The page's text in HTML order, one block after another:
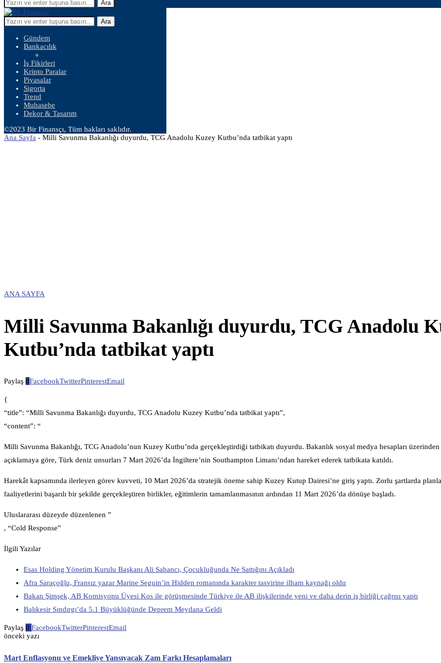
Ara
Ara
Gündem
Bankacılık
İş Fikirleri
Kripto Paralar
Piyasalar
Sigorta
Trend
Muhasebe
Dekor & Tasarım
©2023 Bir Finansçı, Tüm hakları saklıdır.
Ana Sayfa - Milli Savunma Bakanlığı duyurdu, TCG Anadolu Kuzey Kutbu’nda tatbikat yaptı
ANA SAYFA
Milli Savunma Bakanlığı duyurdu, TCG Anadolu
Kutbu’nda tatbikat yaptı
Paylaş 0FacebookTwitterPinterestEmail
{
“title”: “Milli Savunma Bakanlığı duyurdu, TCG Anadolu Kuzey Kutbu’nda tatbikat yaptı”,
“content”: “
Milli Savunma Bakanlığı, TCG Anadolu’nun Kuzey Kutbu’nda gerçekleştirdiği tatbikatı duyurdu. Bakanlık sosyal medya hesapları üzerinden
açıklamaya göre, Türk deniz unsurları 7 Mart 2026’da İngiltere’nin Southampton Limanı’ndan hareket ederek tatbikata katıldı.
Harekât kapsamında ilerleyen görev kuvveti, 10 Mart 2026’da stratejik öneme sahip Kuzey Kutup Dairesi’ne giriş yaptı. Zorlu şartlarda
faaliyetlerini başarılı bir şekilde gerçekleştiren birlikler, eğitimlerin tamamlanmasının ardından 11 Mart 2026’da dönüşe başladı.
Uluslararası düzeyde düzenlenen ”
, “Cold Response”
İlgili Yazılar
Esas Holding Yönetim Kurulu Başkanı Ali Sabancı, Çocukluğunda Ne Sattığını Açıkladı
Afra Saraçoğlu, Fransız yazar Marine Seguin’in Hidden romanında karakter tasvirine ilham kaynağı oldu
Bakan Şimşek, AB Komisyonu Üyesi Kos ile görüşmesinde Türkiye ile AB ilişkilerinde yeni ve daha derin iş birliği çağrısı yaptı
Balıkesir Sındırgı’da 5.1 Büyüklüğünde Deprem Meydana Geldi
Paylaş 0 FacebookTwitterPinterestEmail
önceki yazı
Mart Enflasyonu ve Emekliye Yansıyacak Zam Farkı Hesaplamaları